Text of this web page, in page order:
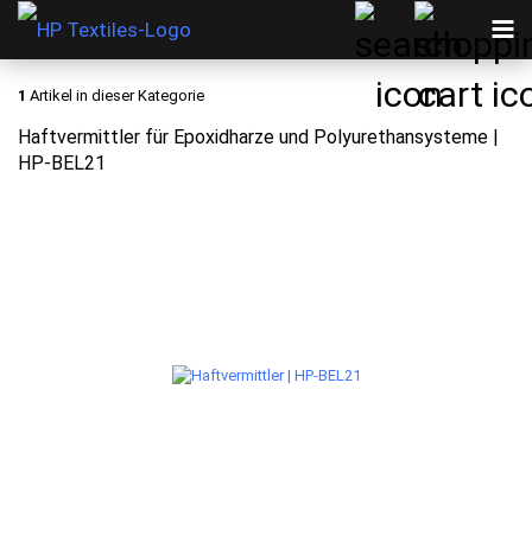
1 Artikel in dieser Kategorie
Haftvermittler für Epoxidharze und Polyurethansysteme |
HP-BEL21